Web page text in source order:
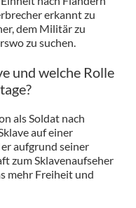
erkannt zu
dem Militär zu
zu suchen.
und welche Rolle
als Soldat nach
auf einer
aufgrund seiner
zum Sklavenaufseher
mehr Freiheit und